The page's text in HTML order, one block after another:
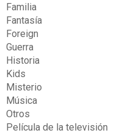
Familia
Fantasía
Foreign
Guerra
Historia
Kids
Misterio
Música
Otros
Película de la televisión